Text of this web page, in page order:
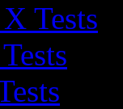
Tests